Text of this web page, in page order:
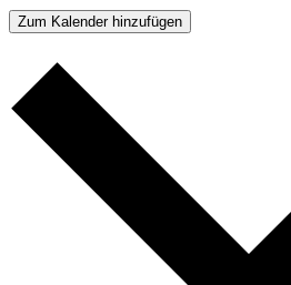
Zum Kalender hinzufügen